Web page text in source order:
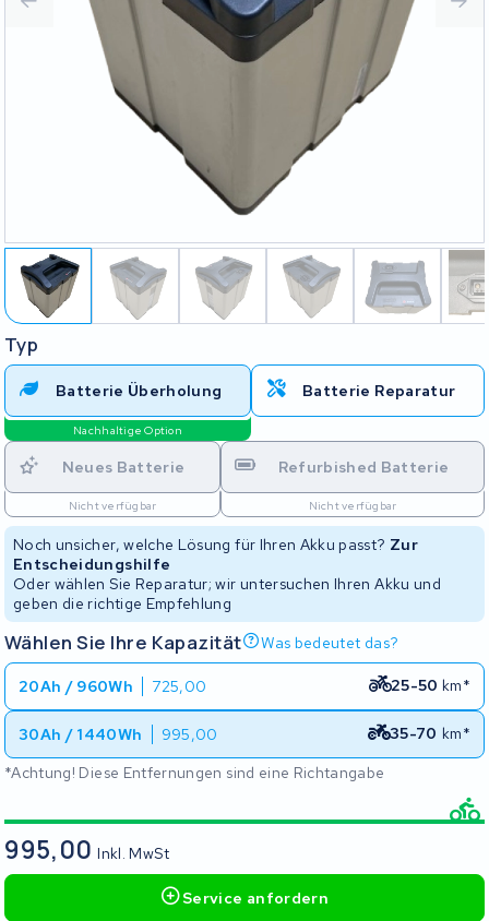
Typ
Batterie Überholung
Nachhaltige Option
Batterie Reparatur
Neues Batterie
Nicht verfügbar
Refurbished Batterie
Nicht verfügbar
Noch unsicher, welche Lösung für Ihren Akku passt? Zur
Entscheidungshilfe
Oder wählen Sie Reparatur; wir untersuchen Ihren Akku und
geben die richtige Empfehlung
Wählen Sie Ihre Kapazität Was bedeutet das?
20Ah / 960Wh 725,00 25-50 km*
30Ah / 1440Wh 995,00 35-70 km*
*Achtung! Diese Entfernungen sind eine Richtangabe
995,00Inkl. MwSt
Service anfordern